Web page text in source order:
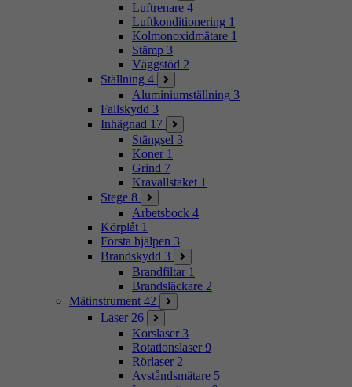
Luftrenare 4
Luftkonditionering 1
Kolmonoxidmätare 1
Stämp 3
Väggstöd 2
Ställning 4
Aluminiumställning 3
Fallskydd 3
Inhägnad 17
Stängsel 3
Koner 1
Grind 7
Kravallstaket 1
Stege 8
Arbetsbock 4
Körplåt 1
Första hjälpen 3
Brandskydd 3
Brandfiltar 1
Brandsläckare 2
Mätinstrument 42
Laser 26
Korslaser 3
Rotationslaser 9
Rörlaser 2
Avståndsmätare 5